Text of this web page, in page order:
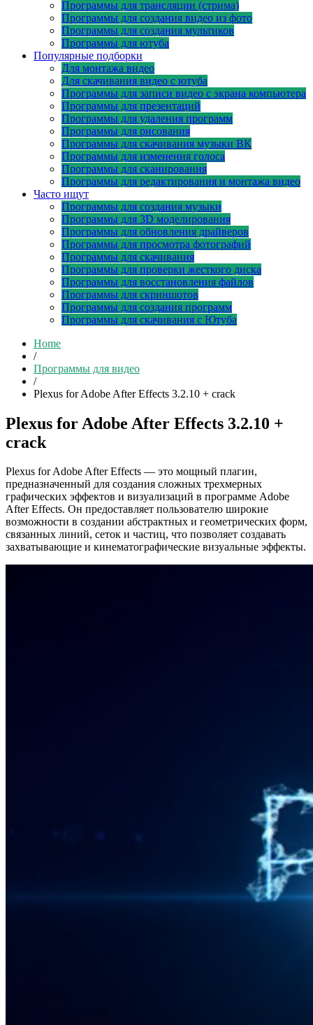
Программы для трансляции (стрима)
Программы для создания видео из фото
Программы для создания мультиков
Программы для ютуба
Популярные подборки
Для монтажа видео
Для скачивания видео с ютуба
Программы для записи видео с экрана компьютера
Программы для презентаций
Программы для удаления программ
Программы для рисования
Программы для скачивания музыки ВК
Программы для изменения голоса
Программы для сканирования
Программы для редактирования и монтажа видео
Часто ищут
Программы для создания музыки
Программы для 3D моделирования
Программы для обновления драйверов
Программы для просмотра фотографий
Программы для скачивания
Программы для проверки жесткого диска
Программы для восстановления файлов
Программы для скриншотов
Программы для создания программ
Программы для скачивания с Ютуба
Home
/
Программы для видео
/
Plexus for Adobe After Effects 3.2.10 + crack
Plexus for Adobe After Effects 3.2.10 +
crack
Plexus for Adobe After Effects — это мощный плагин,
предназначенный для создания сложных трехмерных
графических эффектов и визуализаций в программе Adobe
After Effects. Он предоставляет пользователю широкие
возможности в создании абстрактных и геометрических форм,
связанных линий, сеток и частиц, что позволяет создавать
захватывающие и кинематографические визуальные эффекты.